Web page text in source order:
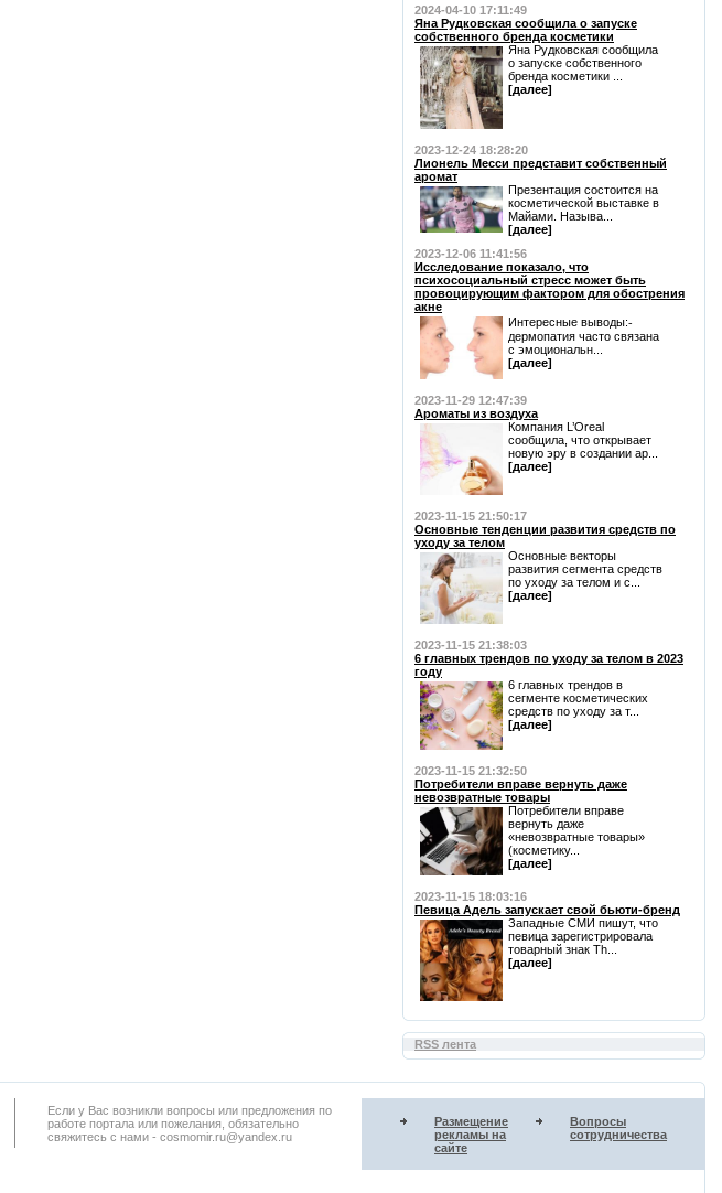
2024-04-10 17:11:49
Яна Рудковская сообщила о запуске
собственного бренда косметики
Яна Рудковская сообщила
о запуске собственного
бренда косметики ...
[далее]
2023-12-24 18:28:20
Лионель Месси представит собственный
аромат
Презентация состоится на
косметической выставке в
Майами. Называ...
[далее]
2023-12-06 11:41:56
Исследование показало, что
психосоциальный стресс может быть
провоцирующим фактором для обострения
акне
Интересные выводы:⁃
дермопатия часто связана
с эмоциональн...
[далее]
2023-11-29 12:47:39
Ароматы из воздуха
Компания L’Oreal
сообщила, что открывает
новую эру в создании ар...
[далее]
2023-11-15 21:50:17
Основные тенденции развития средств по
уходу за телом
Основные векторы
развития сегмента средств
по уходу за телом и с...
[далее]
2023-11-15 21:38:03
6 главных трендов по уходу за телом в 2023
году
6 главных трендов в
сегменте косметических
средств по уходу за т...
[далее]
2023-11-15 21:32:50
Потребители вправе вернуть даже
невозвратные товары
Потребители вправе
вернуть даже
«невозвратные товары»
(косметику...
[далее]
2023-11-15 18:03:16
Певица Адель запускает свой бьюти-бренд
Западные СМИ пишут, что
певица зарегистрировала
товарный знак Th...
[далее]
RSS лента
Если у Вас возникли вопросы или предложения по
работe портала или пожелания, обязательно
свяжитесь с нами - cosmomir.ru@yandex.ru
Размещение
рекламы на
сайте
Вопросы
сотрудничества